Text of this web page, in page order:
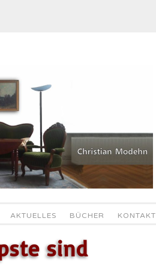
AKTUELLES BÜCHER KONTAKT
sind